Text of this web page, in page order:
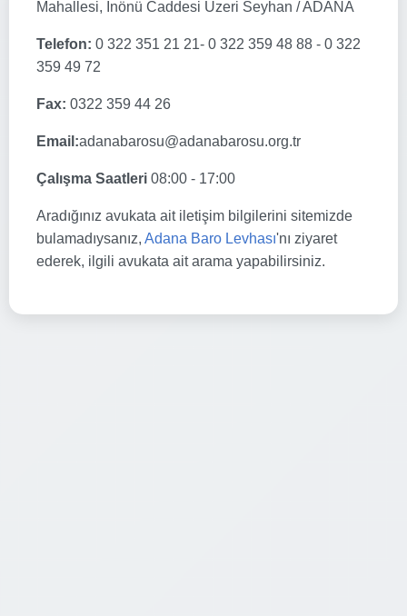
Mahallesi, İnönü Caddesi Üzeri Seyhan / ADANA
Telefon: 0 322 351 21 21- 0 322 359 48 88 - 0 322
359 49 72
Fax: 0322 359 44 26
Email:adanabarosu@adanabarosu.org.tr
Çalışma Saatleri 08:00 - 17:00
Aradığınız avukata ait iletişim bilgilerini sitemizde
bulamadıysanız, Adana Baro Levhası'nı ziyaret
ederek, ilgili avukata ait arama yapabilirsiniz.